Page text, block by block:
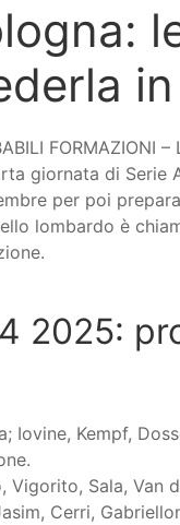
FORMAZIONI –
giornata di Serie
per poi
lombardo è
2025:
Iovine, Kempf,
Vigorito, Sala, Van
Cerri,